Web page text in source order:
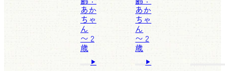
あか
ちゃ
ん
〜 2
歳
あか
ちゃ
ん
〜 2
歳